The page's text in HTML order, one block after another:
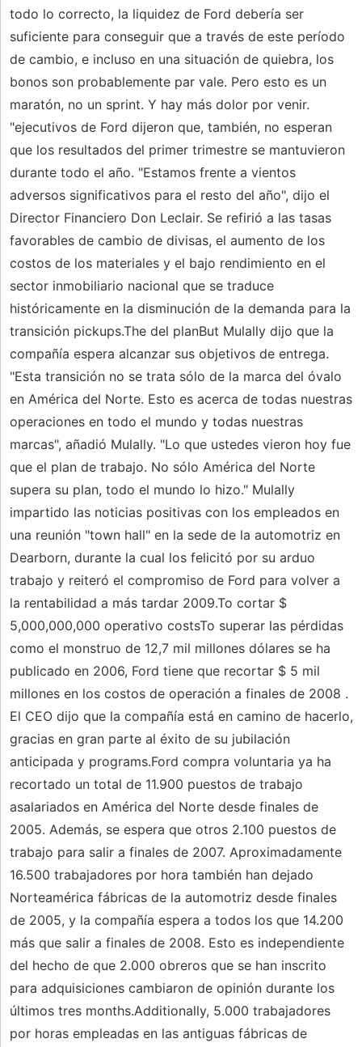
todo lo correcto, la liquidez de Ford debería ser
suficiente para conseguir que a través de este período
de cambio, e incluso en una situación de quiebra, los
bonos son probablemente par vale. Pero esto es un
maratón, no un sprint. Y hay más dolor por venir.
"ejecutivos de Ford dijeron que, también, no esperan
que los resultados del primer trimestre se mantuvieron
durante todo el año. "Estamos frente a vientos
adversos significativos para el resto del año", dijo el
Director Financiero Don Leclair. Se refirió a las tasas
favorables de cambio de divisas, el aumento de los
costos de los materiales y el bajo rendimiento en el
sector inmobiliario nacional que se traduce
históricamente en la disminución de la demanda para la
transición pickups.The del planBut Mulally dijo que la
compañía espera alcanzar sus objetivos de entrega.
"Esta transición no se trata sólo de la marca del óvalo
en América del Norte. Esto es acerca de todas nuestras
operaciones en todo el mundo y todas nuestras
marcas", añadió Mulally. "Lo que ustedes vieron hoy fue
que el plan de trabajo. No sólo América del Norte
supera su plan, todo el mundo lo hizo." Mulally
impartido las noticias positivas con los empleados en
una reunión "town hall" en la sede de la automotriz en
Dearborn, durante la cual los felicitó por su arduo
trabajo y reiteró el compromiso de Ford para volver a
la rentabilidad a más tardar 2009.To cortar $
5,000,000,000 operativo costsTo superar las pérdidas
como el monstruo de 12,7 mil millones dólares se ha
publicado en 2006, Ford tiene que recortar $ 5 mil
millones en los costos de operación a finales de 2008 .
El CEO dijo que la compañía está en camino de hacerlo,
gracias en gran parte al éxito de su jubilación
anticipada y programs.Ford compra voluntaria ya ha
recortado un total de 11.900 puestos de trabajo
asalariados en América del Norte desde finales de
2005. Además, se espera que otros 2.100 puestos de
trabajo para salir a finales de 2007. Aproximadamente
16.500 trabajadores por hora también han dejado
Norteamérica fábricas de la automotriz desde finales
de 2005, y la compañía espera a todos los que 14.200
más que salir a finales de 2008. Esto es independiente
del hecho de que 2.000 obreros que se han inscrito
para adquisiciones cambiaron de opinión durante los
últimos tres months.Additionally, 5.000 trabajadores
por horas empleadas en las antiguas fábricas de